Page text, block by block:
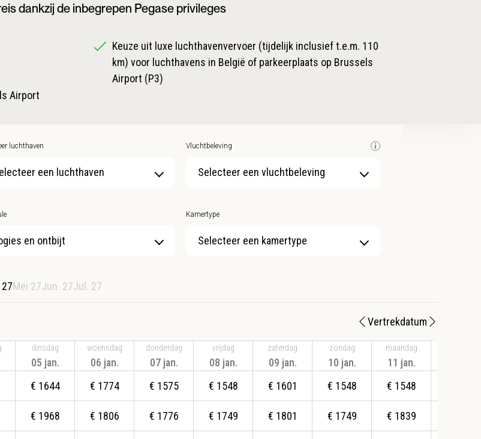
dankzij de inbegrepen Pegase privileges
Airport
Keuze uit luxe luchthavenvervoer (tijdelijk inclusief t.e.m. 110
km) voor luchthavens in België of parkeerplaats op Brussels
Airport (P3)
luchthaven
een luchthaven
Vluchtbeleving
Selecteer een vluchtbeleving
Kamertype
Selecteer een kamertype
Mei 27Jun. 27Jul. 27
Vertrekdatum
dinsdag
05 jan.
€ 1644
€ 1968
woensdag
06 jan.
€ 1774
€ 1806
donderdag
07 jan.
€ 1575
€ 1776
vrijdag
08 jan.
€ 1548
€ 1749
zaterdag
09 jan.
€ 1601
€ 1801
zondag
10 jan.
€ 1548
€ 1749
maandag
11 jan.
€ 1548
€ 1839